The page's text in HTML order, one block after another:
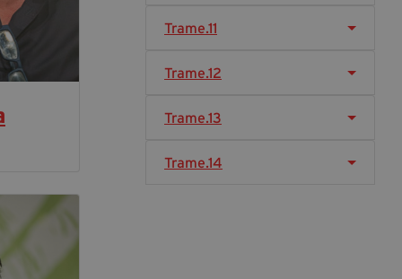
Trame.11
Trame.12
Trame.13
Trame.14